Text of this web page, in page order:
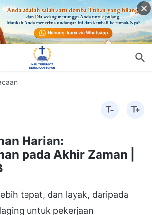
Harian:
pada Akhir Zaman |
tepat, dan layak, daripada
untuk pekerjaan